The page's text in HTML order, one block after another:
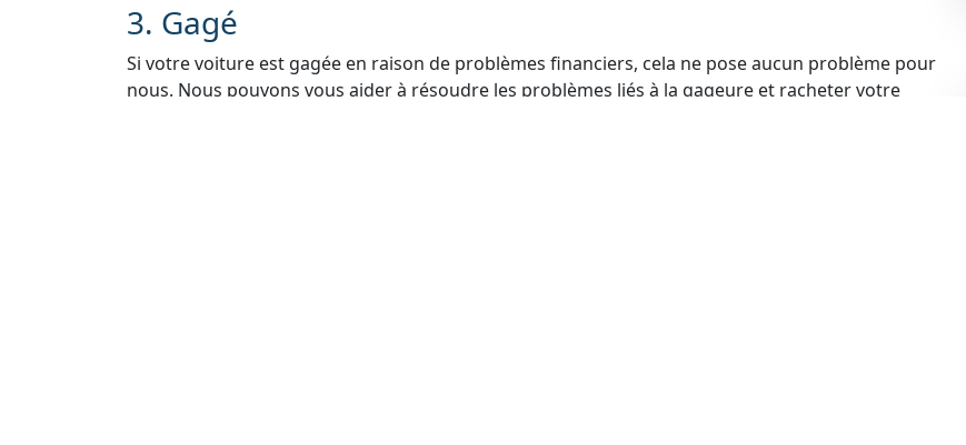
3. Gagé
Si votre voiture est gagée en raison de problèmes financiers, cela ne pose aucun problème pour
nous. Nous pouvons vous aider à résoudre les problèmes liés à la gageure et racheter votre